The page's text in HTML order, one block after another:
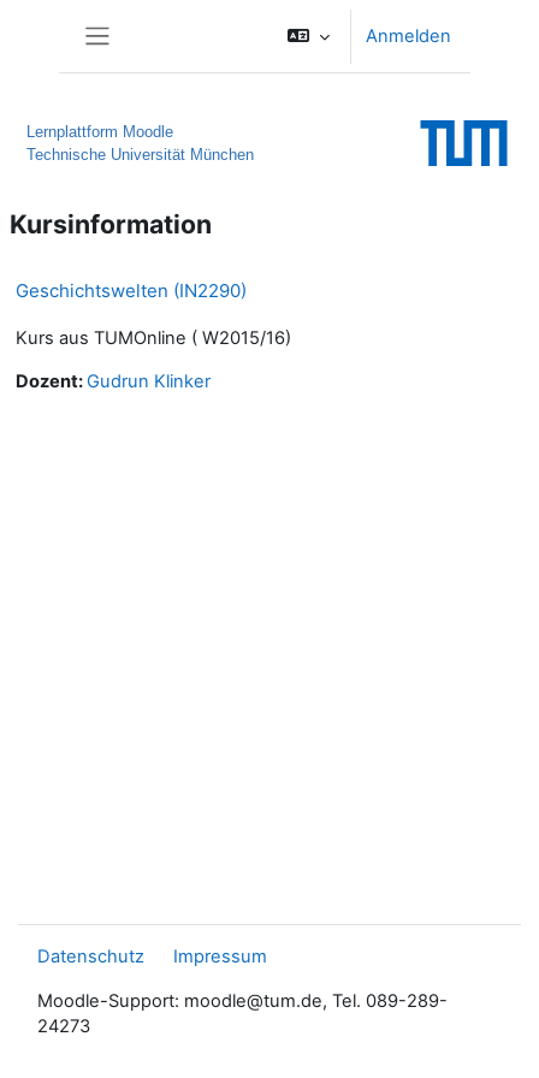
Anmelden
Lernplattform Moodle
Technische Universität München
Kursinformation
Geschichtswelten (IN2290)
Kurs aus TUMOnline ( W2015/16)
Dozent:Gudrun Klinker
Datenschutz Impressum
Moodle-Support: moodle@tum.de, Tel. 089-289-
24273